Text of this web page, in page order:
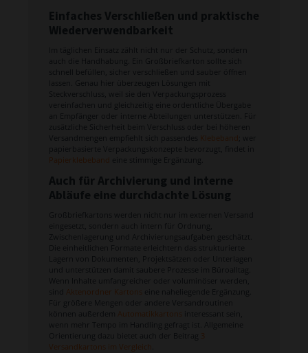
Einfaches Verschließen und praktische
Wiederverwendbarkeit
Im täglichen Einsatz zählt nicht nur der Schutz, sondern
auch die Handhabung. Ein Großbriefkarton sollte sich
schnell befüllen, sicher verschließen und sauber öffnen
lassen. Genau hier überzeugen Lösungen mit
Steckverschluss, weil sie den Verpackungsprozess
vereinfachen und gleichzeitig eine ordentliche Übergabe
an Empfänger oder interne Abteilungen unterstützen. Für
zusätzliche Sicherheit beim Verschluss oder bei höheren
Versandmengen empfiehlt sich passendes Klebeband
; wer
papierbasierte Verpackungskonzepte bevorzugt, findet in
Papierklebeband
eine stimmige Ergänzung.
Auch für Archivierung und interne
Abläufe eine durchdachte Lösung
Großbriefkartons werden nicht nur im externen Versand
eingesetzt, sondern auch intern für Ordnung,
Zwischenlagerung und Archivierungsaufgaben geschätzt.
Die einheitlichen Formate erleichtern das strukturierte
Lagern von Dokumenten, Projektsätzen oder Unterlagen
und unterstützen damit saubere Prozesse im Büroalltag.
Wenn Inhalte umfangreicher oder voluminöser werden,
sind Aktenordner Kartons
eine naheliegende Ergänzung.
Für größere Mengen oder andere Versandroutinen
können außerdem Automatikkartons
interessant sein,
wenn mehr Tempo im Handling gefragt ist. Allgemeine
Orientierung dazu bietet auch der Beitrag 3
Versandkartons im Vergleich